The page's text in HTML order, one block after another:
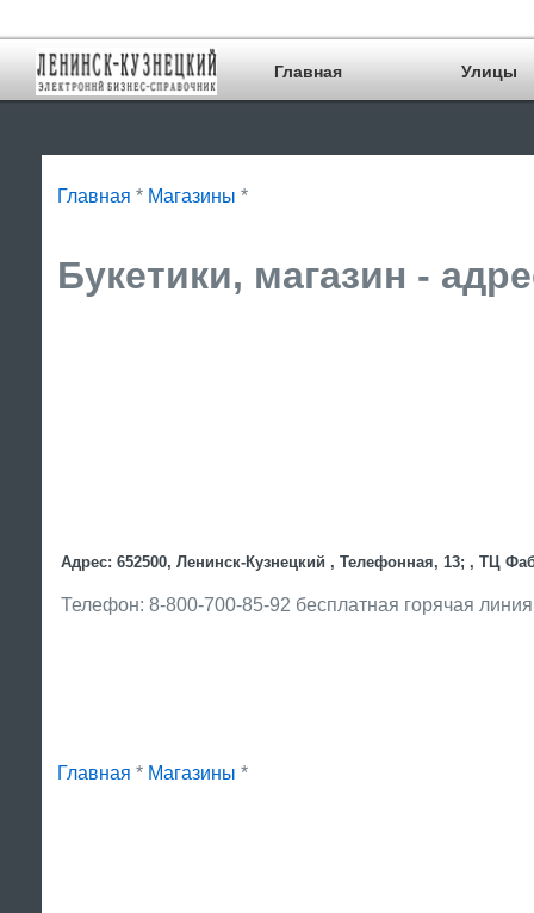
Главная Улицы
Главная * Магазины *
Букетики, магазин -
Адрес: 652500, Ленинск-Кузнецкий , Телефонная, 13; , ТЦ
Телефон: 8-800-700-85-92 бесплатная горячая линия
Главная * Магазины *